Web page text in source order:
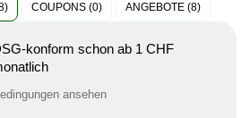
COUPONS (0) ANGEBOTE (8)
konform schon ab 1 CHF
ansehen